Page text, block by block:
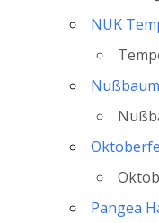
NUK
Pangea